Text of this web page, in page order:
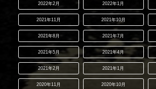
2022年2月 2022年1月
2021年11月 2021年10月
2021年8月 2021年7月
2021年5月 2021年4月
2021年2月 2021年1月
2020年11月 2020年10月